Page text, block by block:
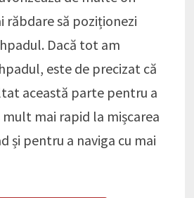
răbdare să poziționezi
Dacă tot am
este de precizat că
această parte pentru a
mult mai rapid la mișcarea
și pentru a naviga cu mai